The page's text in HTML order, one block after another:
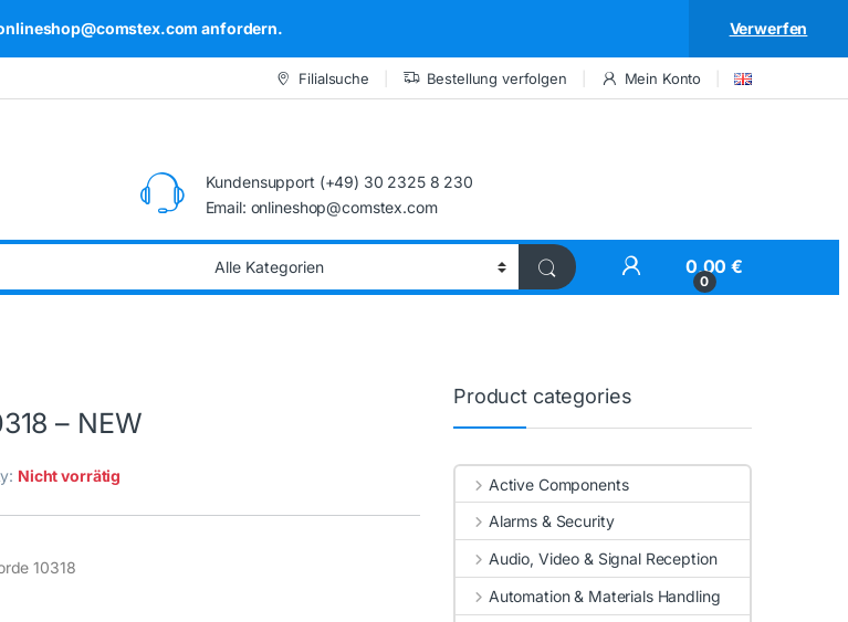
anfordern. Verwerfen
Filialsuche Bestellung verfolgen Mein Konto
Kundensupport (+49) 30 2325 8 230
Email: onlineshop@comstex.com
My Account
0
0,00€
– NEW
Nicht vorrätig
10318
Product categories
Active Components
Alarms & Security
Audio, Video & Signal Reception
Automation & Materials Handling